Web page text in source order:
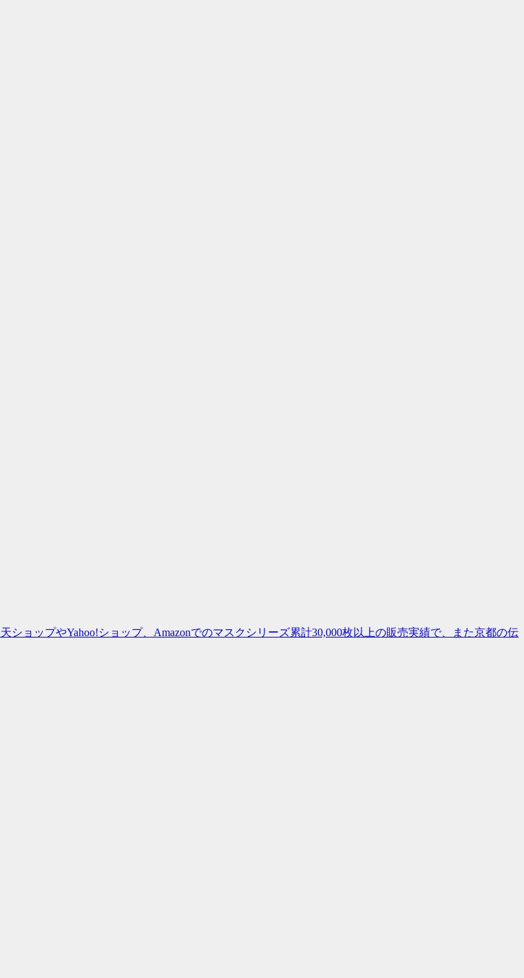
ョップやYahoo!ショップ、Amazonでのマスクシリーズ累計30,000枚以上の販売実績で、また京都の伝